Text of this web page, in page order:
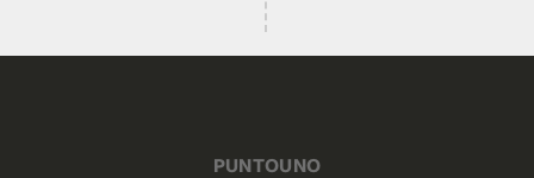
PUNTOUNO